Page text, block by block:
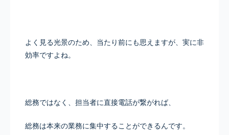
よく見る光景のため、当たり前にも思えますが、実に非
効率ですよね。
総務ではなく、担当者に直接電話が繋がれば、
総務は本来の業務に集中することができるんです。